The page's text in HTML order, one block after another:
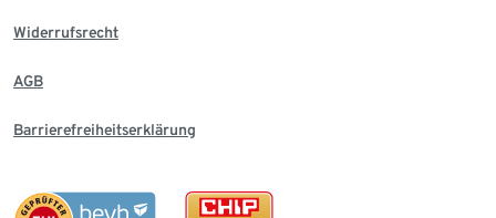
Widerrufsrecht
AGB
Barrierefreiheitserklärung